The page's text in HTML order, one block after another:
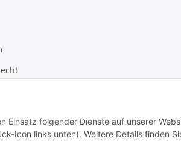
Einsatz folgender Dienste auf unserer
Icon links unten). Weitere Details finden